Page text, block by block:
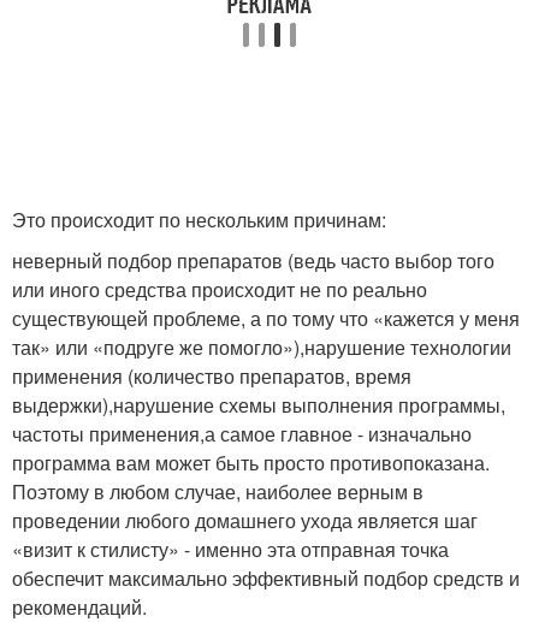
Это происходит по нескольким причинам:
неверный подбор препаратов (ведь часто выбор того
или иного средства происходит не по реально
существующей проблеме, а по тому что «кажется у меня
так» или «подруге же помогло»),нарушение технологии
применения (количество препаратов, время
выдержки),нарушение схемы выполнения программы,
частоты применения,а самое главное - изначально
программа вам может быть просто противопоказана.
Поэтому в любом случае, наиболее верным в
проведении любого домашнего ухода является шаг
«визит к стилисту» - именно эта отправная точка
обеспечит максимально эффективный подбор средств и
рекомендаций.